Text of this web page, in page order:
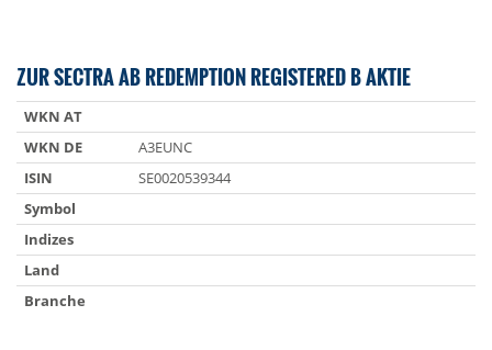
ZUR SECTRA AB REDEMPTION REGISTERED B AKTIE
WKN AT
WKN DE
A3EUNC
ISIN
SE0020539344
Symbol
Indizes
Land
Branche